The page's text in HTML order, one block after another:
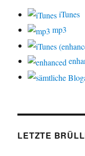
iTunes
mp3
LETZTE